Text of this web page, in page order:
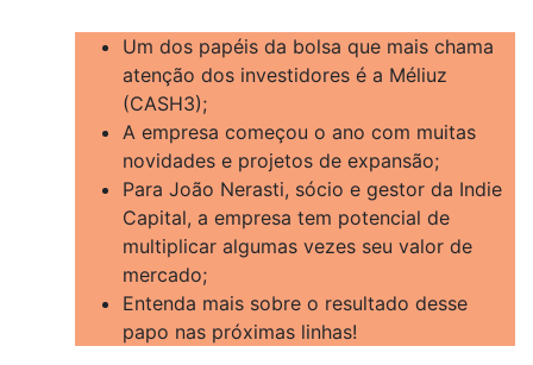
Um dos papéis da bolsa que mais chama
atenção dos investidores é a Méliuz
(CASH3);
A empresa começou o ano com muitas
novidades e projetos de expansão;
Para João Nerasti, sócio e gestor da Indie
Capital, a empresa tem potencial de
multiplicar algumas vezes seu valor de
mercado;
Entenda mais sobre o resultado desse
papo nas próximas linhas!